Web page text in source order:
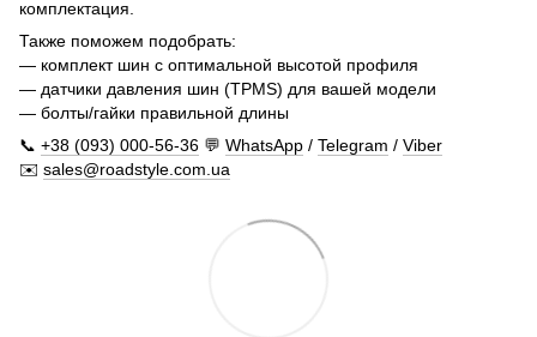
комплектация.
Также поможем подобрать:
— комплект шин с оптимальной высотой профиля
— датчики давления шин (TPMS) для вашей модели
— болты/гайки правильной длины
📞 +38 (093) 000-56-36 💬 WhatsApp / Telegram / Viber
✉️ sales@roadstyle.com.ua